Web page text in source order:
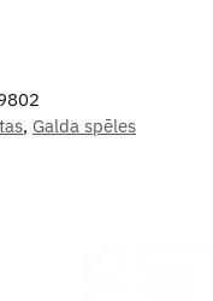
, Galda spēles